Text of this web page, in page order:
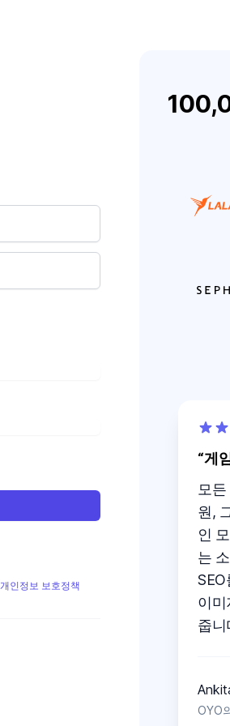
개인정보 보호정책
게
모
원,
인
는
이미
줍니
OYO